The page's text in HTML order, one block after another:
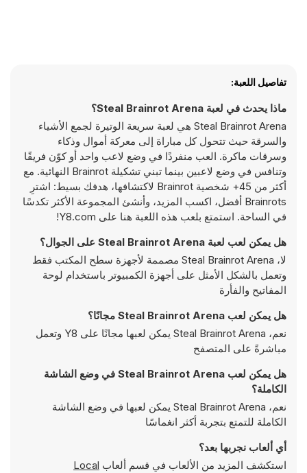
تفاصيل اللعبة:
ماذا يحدث في لعبة Steal Brainrot Arena؟
Steal Brainrot Arena هي لعبة سريعة الوتيرة لجمع الأشياء
والسرقة حيث تتحول كل مباراة إلى معركة أموال وذكاء
وسرقات ماكرة. العب منفردًا في وضع لاعب واحد أو كوّن فريقًا
وتنافس في وضع لاعبين بينما تبني تشكيلة Brainrot النهائية. مع
أكثر من 45+ شخصية Brainrot لاكتشافها، هدفك بسيط: اشترِ
Brainrots أفضل، اكسب المزيد، وأنشئ المجموعة الأكثر تكدسًا
في الساحة. استمتع بلعب هذه اللعبة هنا على Y8.com!
هل يمكن لعب لعبة Steal Brainrot Arena على الجوال؟
لا، Steal Brainrot Arena مصممة لأجهزة سطح المكتب فقط
وتعمل بالشكل الأمثل على أجهزة الكمبيوتر باستخدام لوحة
المفاتيح والفأرة
هل يمكن لعب Steal Brainrot Arena مجانًا؟
نعم، Steal Brainrot Arena يمكن لعبها مجانًا على Y8 وتعمل
مباشرةً على المتصفح
هل يمكن لعب Steal Brainrot Arena في وضع الشاشة
الكاملة؟
نعم، Steal Brainrot Arena يمكن لعبها في وضع الشاشة
الكاملة للتمتع بتجربة أكثر انغماسًا
أي ألعاب نجربها بعد؟
استكشف المزيد من الألعاب في قسم ألعاب Local